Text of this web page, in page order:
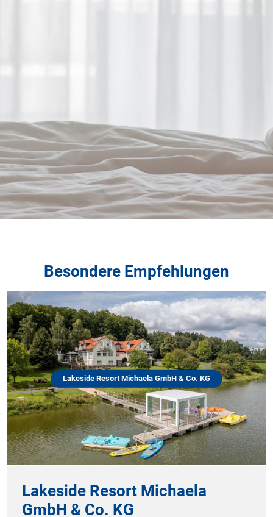
Besondere Empfehlungen
Lakeside Resort Michaela GmbH & Co. KG
Lakeside Resort Michaela
GmbH & Co. KG